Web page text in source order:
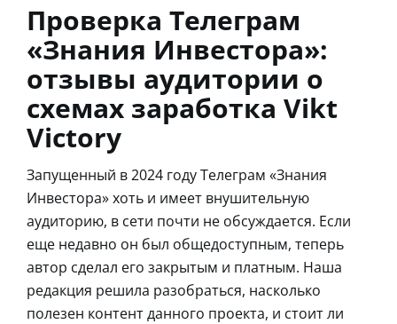
Проверка Телеграм
«Знания Инвестора»:
отзывы аудитории о
схемах заработка Vikt
Victory
Запущенный в 2024 году Телеграм «Знания
Инвестора» хоть и имеет внушительную
аудиторию, в сети почти не обсуждается. Если
еще недавно он был общедоступным, теперь
автор сделал его закрытым и платным. Наша
редакция решила разобраться, насколько
полезен контент данного проекта, и стоит ли